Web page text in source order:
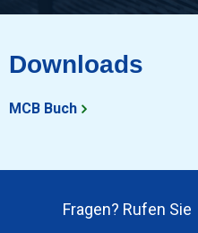
Downloads
MCB Buch
Fragen? Rufen Sie